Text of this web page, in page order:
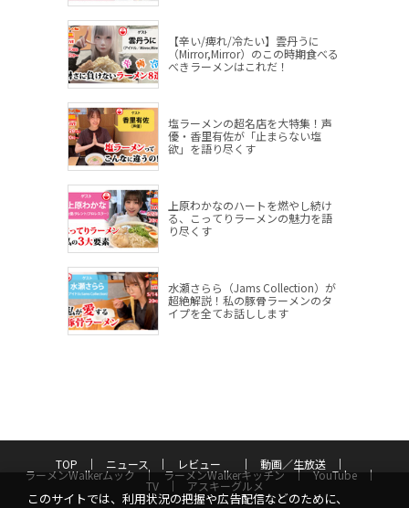
【辛い/痺れ/冷たい】雲丹うに
（Mirror,Mirror）のこの時期食べる
べきラーメンはこれだ！
塩ラーメンの超名店を大特集！声
優・香里有佐が「止まらない塩
欲」を語り尽くす
上原わかなのハートを燃やし続け
る、こってりラーメンの魅力を語
り尽くす
水瀬さらら（Jams Collection）が
超絶解説！私の豚骨ラーメンのタ
イプを全てお話しします
TOP ニュース レビュー 動画／生放送
ラーメンWalkerムック ラーメンWalkerキッチン YouTube
TV アスキーグルメ
このサイトでは、利用状況の把握や広告配信などのために、